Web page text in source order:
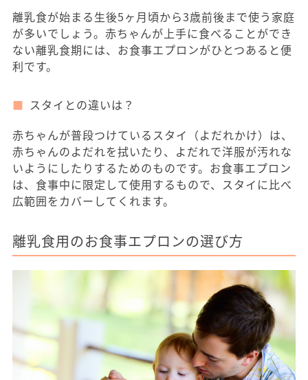
離乳食が始まる生後5ヶ月頃から3歳前後まで使う家庭
が多いでしょう。赤ちゃんが上手に食べることができ
ない離乳食期には、お食事エプロンがひとつあると便
利です。
スタイとの違いは？
赤ちゃんが普段つけているスタイ（よだれかけ）は、
赤ちゃんのよだれを拭いたり、よだれで洋服が汚れな
いようにしたりするためのものです。お食事エプロン
は、食事中に限定して使用するもので、スタイに比べ
広範囲をカバーしてくれます。
離乳食用のお食事エプロンの選び方